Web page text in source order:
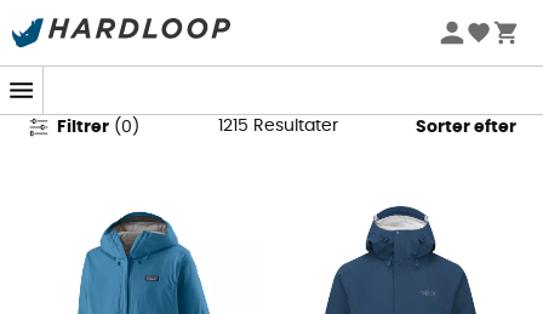
Regnjakker til herrer
Filtrer (0 ) 1215 Resultater Sorter efter